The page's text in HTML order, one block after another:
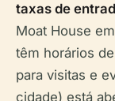
taxas de
Moat House
têm horários
para visitas e
cidade) está